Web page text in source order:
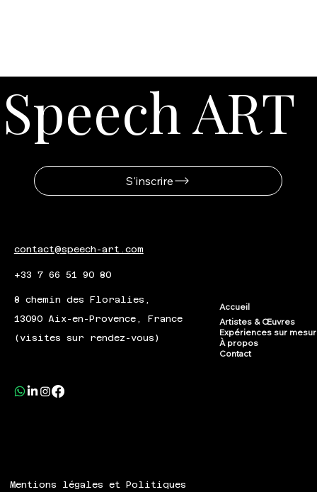
Speech ART
contact@speech-art.com
+33 7 66 51 90 80
8 chemin des Floralies,
13090 Aix-en-Provence, France
(visites sur rendez-vous)
Accueil
Artistes & Œuvres
Expériences sur
À propos
Contact
Mentions légales et Politiques
S'inscrire